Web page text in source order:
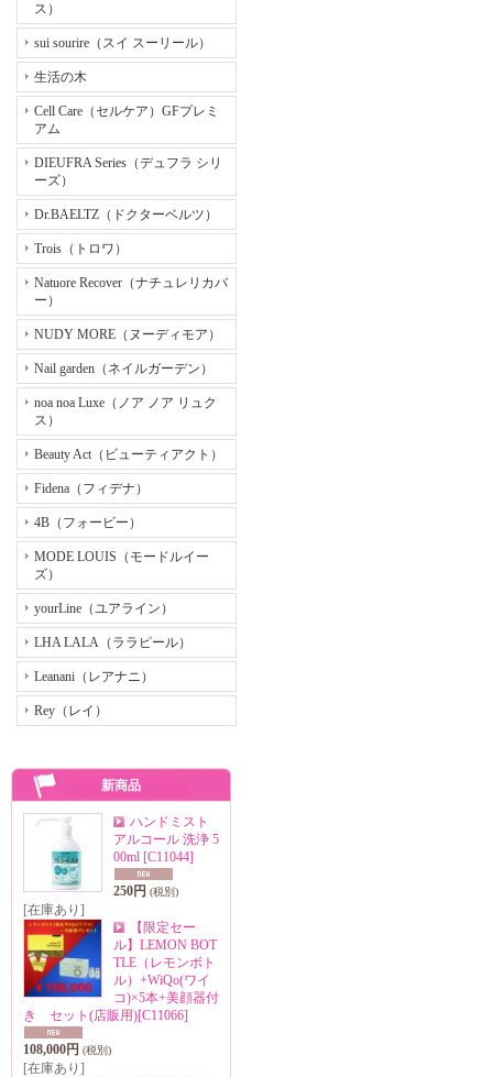
ス）
sui sourire（スイ スーリール）
生活の木
Cell Care（セルケア）GFプレミ
アム
DIEUFRA Series（デュフラ シリ
ーズ）
Dr.BAELTZ（ドクターベルツ）
Trois（トロワ）
Natuore Recover（ナチュレリカバ
ー）
NUDY MORE（ヌーディモア）
Nail garden（ネイルガーデン）
noa noa Luxe（ノア ノア リュク
ス）
Beauty Act（ビューティアクト）
Fidena（フィデナ）
4B（フォービー）
MODE LOUIS（モードルイー
ズ）
yourLine（ユアライン）
LHA LALA（ララピール）
Leanani（レアナニ）
Rey（レイ）
新商品
ハンドミスト
アルコール 洗浄 5
00ml [C11044]
250円 (税別)
[在庫あり]
【限定セー
ル】LEMON BOT
TLE（レモンボト
ル）+WiQo(ワイ
コ)×5本+美顔器付
き セット(店販用)[C11066]
108,000円 (税別)
[在庫あり]